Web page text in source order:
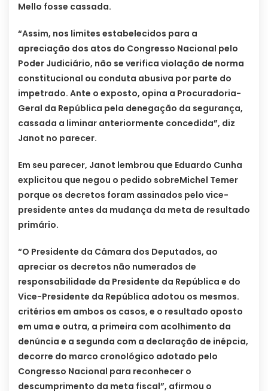
Mello fosse cassada.
“Assim, nos limites estabelecidos para a
apreciação dos atos do Congresso Nacional pelo
Poder Judiciário, não se verifica violação de norma
constitucional ou conduta abusiva por parte do
impetrado. Ante o exposto, opina a Procuradoria-
Geral da República pela denegação da segurança,
cassada a liminar anteriormente concedida”, diz
Janot no parecer.
Em seu parecer, Janot lembrou que Eduardo Cunha
explicitou que negou o pedido sobreMichel Temer
porque os decretos foram assinados pelo vice-
presidente antes da mudança da meta de resultado
primário.
“O Presidente da Câmara dos Deputados, ao
apreciar os decretos não numerados de
responsabilidade da Presidente da República e do
Vice-Presidente da República adotou os mesmos.
critérios em ambos os casos, e o resultado oposto
em uma e outra, a primeira com acolhimento da
denúncia e a segunda com a declaração de inépcia,
decorre do marco cronológico adotado pelo
Congresso Nacional para reconhecer o
descumprimento da meta fiscal”, afirmou o